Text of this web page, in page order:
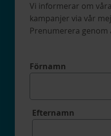
Vi informerar om
kampanjer via vår
Prenumerera genom
Förnamn
Efternamn